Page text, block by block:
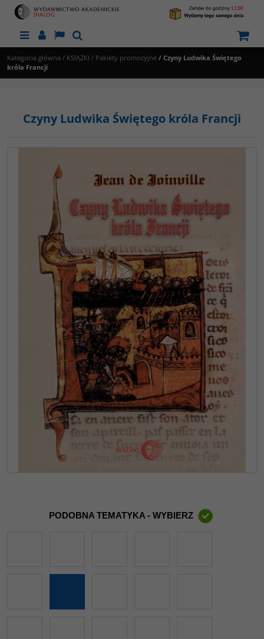
MenuPanelLangSzukaj
Kategoria główna / KSIĄŻKI / Pakiety promocyjne / Czyny Ludwika Świętego
króla Francji
Czyny Ludwika Świętego króla Francji
PODOBNA TEMATYKA - WYBIERZ